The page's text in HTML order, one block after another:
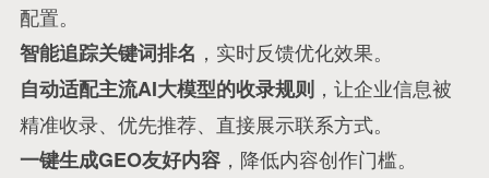
配置。
智能追踪关键词排名 ，实时反馈优化效果。
自动适配主流AI大模型的收录规则，让企业信息被
精准收录、优先推荐、直接展示联系方式。
一键生成GEO友好内容，降低内容创作门槛。